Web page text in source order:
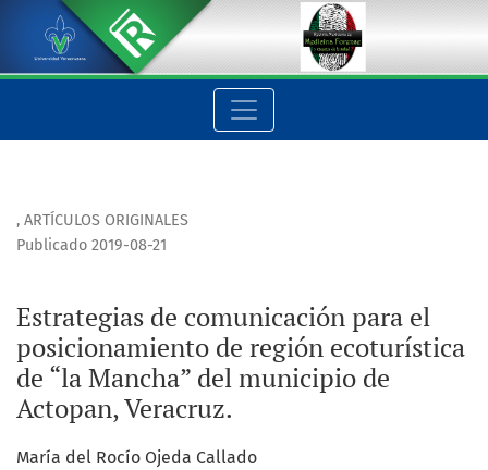
Estrategias de comunicación para el posicionamiento de
, ARTÍCULOS ORIGINALES
Estrategias de comunicación para el
posicionamiento de región ecoturística
de “la Mancha” del municipio de
Actopan, Veracruz.
Publicado 2019-08-21
María del Rocío Ojeda Callado